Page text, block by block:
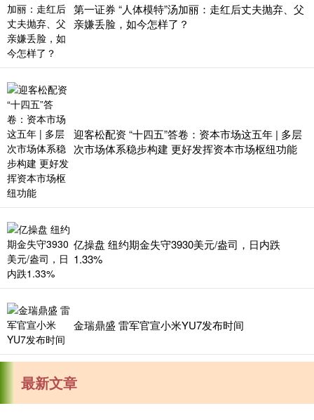
第一证券 “人体模特”汤加丽：走红后丈夫抛弃、父
亲嫌丢脸，如今怎样了？
迎客松配资 “十四五”答卷：资本市场这五年 | 多层
次市场体系稳步构建 更好发挥资本市场枢纽功能
亿操盘 纽约期金失守3930美元/盎司，日内跌
1.33%
金瑞鼎盛 雷军官宣小米YU7发布时间
最新文章